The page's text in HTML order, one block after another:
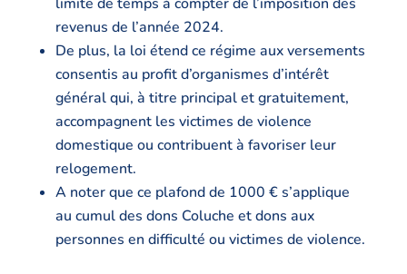
revenus de l’année 2024.
De plus, la loi étend ce régime aux versements
consentis au profit d’organismes d’intérêt
général qui, à titre principal et gratuitement,
accompagnent les victimes de violence
domestique ou contribuent à favoriser leur
relogement.
A noter que ce plafond de 1000 € s’applique
au cumul des dons Coluche et dons aux
personnes en difficulté ou victimes de violence.